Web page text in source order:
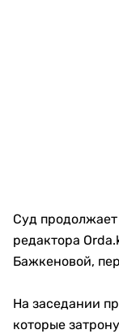
Суд продолжает
редактора
Бажкеновой,
На заседании
которые